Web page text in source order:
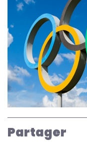
Partager